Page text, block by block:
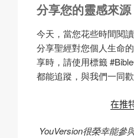
分享您的靈感來源
今天，當您花些時間閱
分享聖經對您個人生命
享時，請使用標籤
都能追蹤，與我們一同歡
在推
YouVersion很榮幸能參